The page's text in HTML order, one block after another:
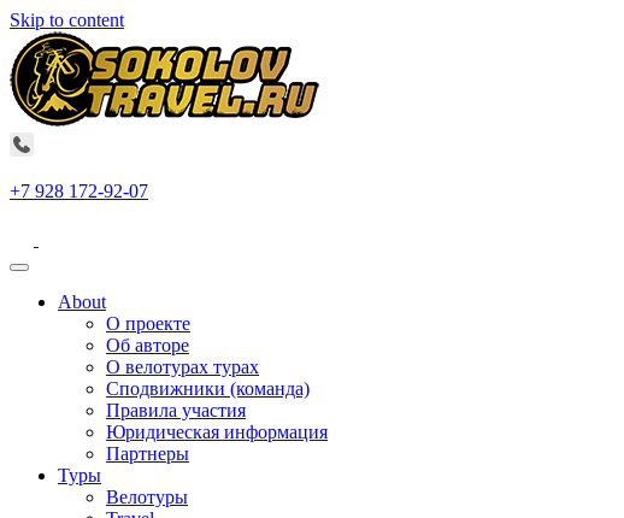
Skip to content
+7 928 172-92-07
About
О проекте
Об авторе
О велотурах турах
Сподвижники (команда)
Правила участия
Юридическая информация
Партнеры
Туры
Велотуры